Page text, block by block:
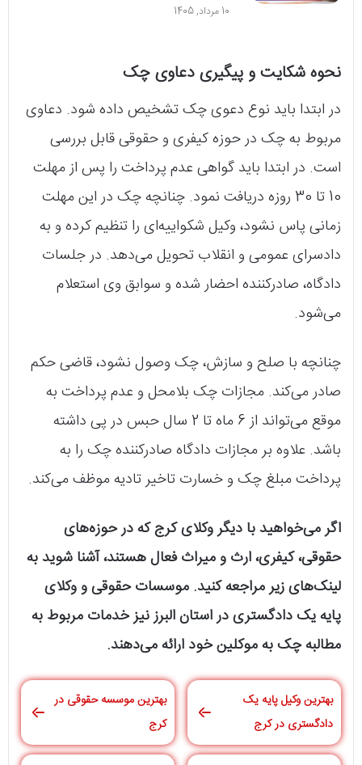
10 مرداد, 1405
نحوه شکایت و پیگیری دعاوی چک
در ابتدا باید نوع دعوی چک تشخیص داده شود. دعاوی
مربوط به چک در حوزه کیفری و حقوقی قابل بررسی
است. در ابتدا باید گواهی عدم پرداخت را پس از مهلت
10 تا 30 روزه دریافت نمود. چنانچه چک در این مهلت
زمانی پاس نشود، وکیل شکواییه‌ای را تنظیم کرده و به
دادسرای عمومی و انقلاب تحویل می‌دهد. در جلسات
دادگاه، صادرکننده احضار شده و سوابق وی استعلام
می‌شود.
چنانچه با صلح و سازش، چک وصول نشود، قاضی حکم
صادر می‌کند. مجازات چک بلامحل و عدم پرداخت به
موقع می‌تواند از 6 ماه تا 2 سال حبس در پی داشته
باشد. علاوه بر مجازات دادگاه صادرکننده چک را به
پرداخت مبلغ چک و خسارت تاخیر تادیه موظف می‌کند.
اگر می‌خواهید با دیگر وکلای کرج که در حوزه‌های
حقوقی، کیفری، ارث و میراث فعال هستند، آشنا شوید به
لینک‌های زیر مراجعه کنید. موسسات حقوقی و وکلای
پایه یک دادگستری در استان البرز نیز خدمات مربوط به
مطالبه چک به موکلین خود ارائه می‌دهند.
بهترین وکیل پایه یک
دادگستری در کرج
بهترین موسسه حقوقی در
کرج